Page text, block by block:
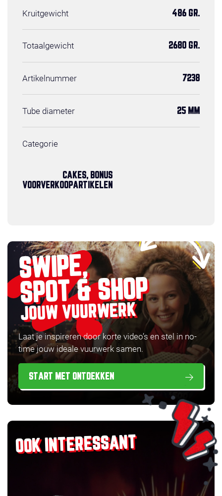
Kruitgewicht 486 GR.
Totaalgewicht 2680 GR.
Artikelnummer 7238
Tube diameter 25 MM
Categorie
CAKES, BONUS
VOORVERKOOPARTIKELEN
SWIPE,
SPOT & SHOP
JOUW VUURWERK
Laat je inspireren door korte video’s en stel in no-
time jouw ideale vuurwerk samen.
START MET ONTDEKKEN
OOK INTERESSANT